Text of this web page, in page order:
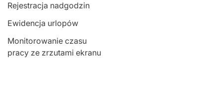
Rejestracja nadgodzin
Ewidencja urlopów
Monitorowanie czasu
pracy ze zrzutami ekranu